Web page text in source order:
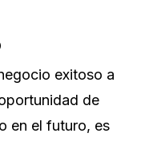
exitoso a
de
en el futuro, es